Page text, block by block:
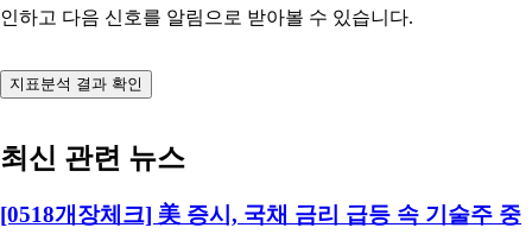
인하고 다음 신호를 알림으로 받아볼 수 있습니다.
지표분석 결과 확인
최신 관련 뉴스
[0518개장체크] 美 증시, 국채 금리 급등 속 기술주 중